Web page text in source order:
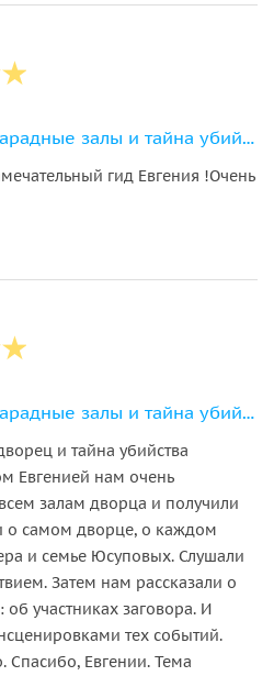
Юсуповский дворец: парадные залы и тайна убийства Распутина
гид Евгения !Очень
Юсуповский дворец: парадные залы и тайна убийства Распутина
и тайна убийства
Евгенией нам очень
залам дворца и получили
о самом дворце, о каждом
и семье Юсуповых. Слушали
Затем нам рассказали о
об участниках заговора. И
тех событий.
Спасибо, Евгении. Тема